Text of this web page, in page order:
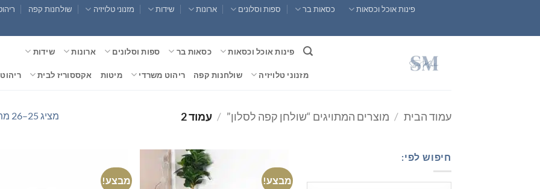
content
פינות אוכל וכסאות כסאות בר ספות וסלונים ארונות שידות מזנוני טלויזיה שולחנות קפה
פינות אוכל וכסאות כסאות בר ספות וסלונים ארונות שידות
מזנוני טלויזיה שולחנות קפה ריהוט משרדי מיטות אקססוריז לבית ריהוט
עמוד הבית / מוצרים המתויגים “שולחן קפה לסלון” / עמוד 2 מציג 25–26 מתוך 26 תוצאות
חיפוש לפי:
מבצע! מבצע!